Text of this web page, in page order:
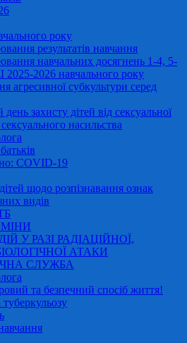
року
результатів навчання
навчальних досягнень 1-4, 5-
2026 навчального року
агресивної субкультури серед
захисту дітей від сексуальної
сексуального насильства
COVID-19
щодо розпізнавання ознак
видів
У РАЗІ РАДІАЦІЙНОЇ,
АТАКИ
СЛУЖБА
та безпечний спосіб життя!